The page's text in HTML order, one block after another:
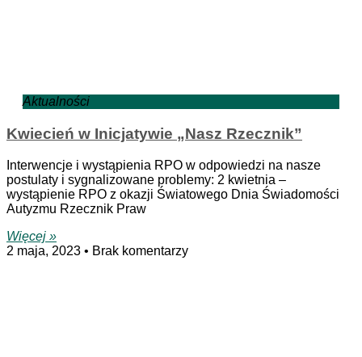
Aktualności
Kwiecień w Inicjatywie „Nasz Rzecznik”
Interwencje i wystąpienia RPO w odpowiedzi na nasze
postulaty i sygnalizowane problemy: 2 kwietnia –
wystąpienie RPO z okazji Światowego Dnia Świadomości
Autyzmu Rzecznik Praw
Więcej »
2 maja, 2023
Brak komentarzy